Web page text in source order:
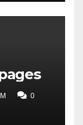
pages
0